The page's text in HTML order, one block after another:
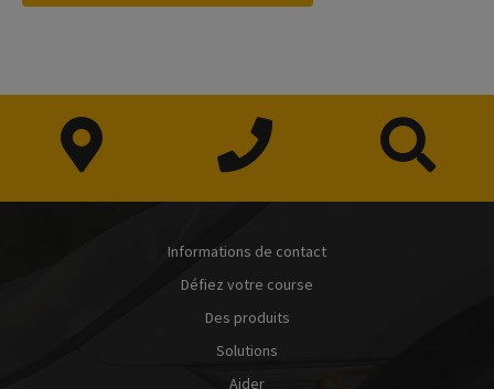
Informations de contact
Défiez votre course
Des produits
Solutions
Aider